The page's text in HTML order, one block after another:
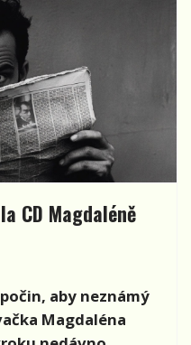
CD Magdaléně
aby neznámý
Magdaléna